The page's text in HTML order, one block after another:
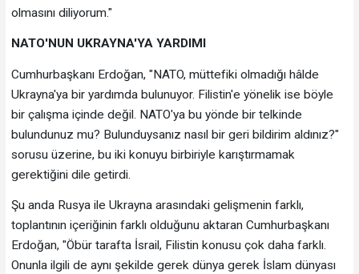
olmasını diliyorum."
NATO'NUN UKRAYNA'YA YARDIMI
Cumhurbaşkanı Erdoğan, "NATO, müttefiki olmadığı hâlde
Ukrayna'ya bir yardımda bulunuyor. Filistin'e yönelik ise böyle
bir çalışma içinde değil. NATO'ya bu yönde bir telkinde
bulundunuz mu? Bulunduysanız nasıl bir geri bildirim aldınız?"
sorusu üzerine, bu iki konuyu birbiriyle karıştırmamak
gerektiğini dile getirdi.
Şu anda Rusya ile Ukrayna arasındaki gelişmenin farklı,
toplantının içeriğinin farklı olduğunu aktaran Cumhurbaşkanı
Erdoğan, "Öbür tarafta İsrail, Filistin konusu çok daha farklı.
Onunla ilgili de aynı şekilde gerek dünya gerek İslam dünyası